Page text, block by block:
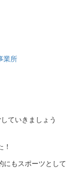
ていきましょう
にもスポーツとして